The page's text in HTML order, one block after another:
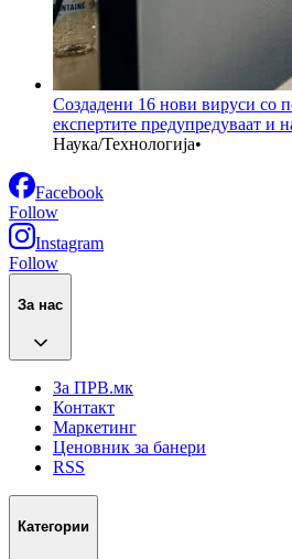
Создадени 16 нови вируси со
експертите предупредуваат и
Наука/Технологија•
Facebook
Follow
Instagram
Follow
За нас
За ПРВ.мк
Контакт
Маркетинг
Ценовник за банери
RSS
Категории